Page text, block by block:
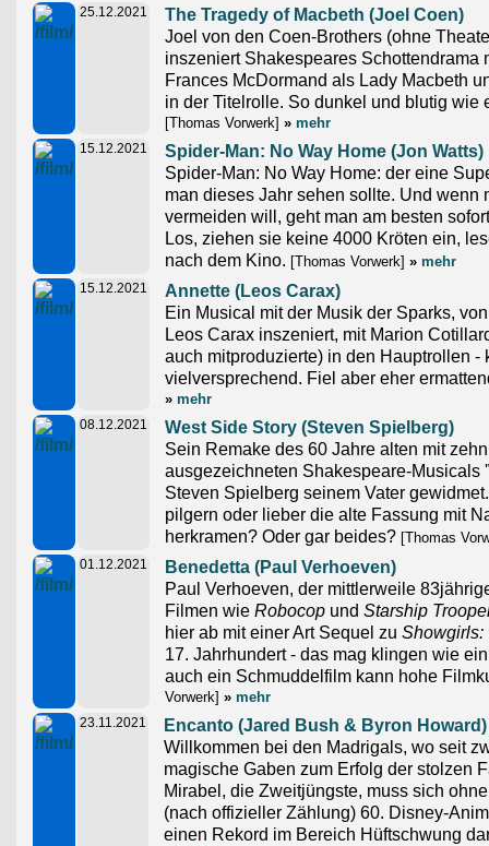
25.12.2021
The Tragedy of Macbeth (Joel Coen)
Joel von den Coen-Brothers (ohne
inszeniert Shakespeares Schottendrama
Frances McDormand als Lady Macbeth
in der Titelrolle. So dunkel und blutig wie
[Thomas Vorwerk] » mehr
15.12.2021
Spider-Man: No Way Home (Jon Watts)
Spider-Man: No Way Home: der eine
man dieses Jahr sehen sollte. Und wenn
vermeiden will, geht man am besten
Los, ziehen sie keine 4000 Kröten ein,
nach dem Kino. [Thomas Vorwerk] » mehr
15.12.2021
Annette (Leos Carax)
Ein Musical mit der Musik der Sparks,
Leos Carax inszeniert, mit Marion
auch mitproduzierte) in den Hauptrollen -
vielversprechend. Fiel aber eher
» mehr
08.12.2021
West Side Story (Steven Spielberg)
Sein Remake des 60 Jahre alten mit
ausgezeichneten Shakespeare-Musicals
Steven Spielberg seinem Vater
pilgern oder lieber die alte Fassung mit
herkramen? Oder gar beides? [Thomas
01.12.2021
Benedetta (Paul Verhoeven)
Paul Verhoeven, der mittlerweile
Filmen wie Robocop und Starship
hier ab mit einer Art Sequel zu Showgirls:
17. Jahrhundert - das mag klingen wie
auch ein Schmuddelfilm kann hohe
Vorwerk] » mehr
23.11.2021
Encanto (Jared Bush & Byron Howard)
Willkommen bei den Madrigals, wo seit
magische Gaben zum Erfolg der stolzen
Mirabel, die Zweitjüngste, muss sich
(nach offizieller Zählung) 60. Disney-
einen Rekord im Bereich Hüftschwung